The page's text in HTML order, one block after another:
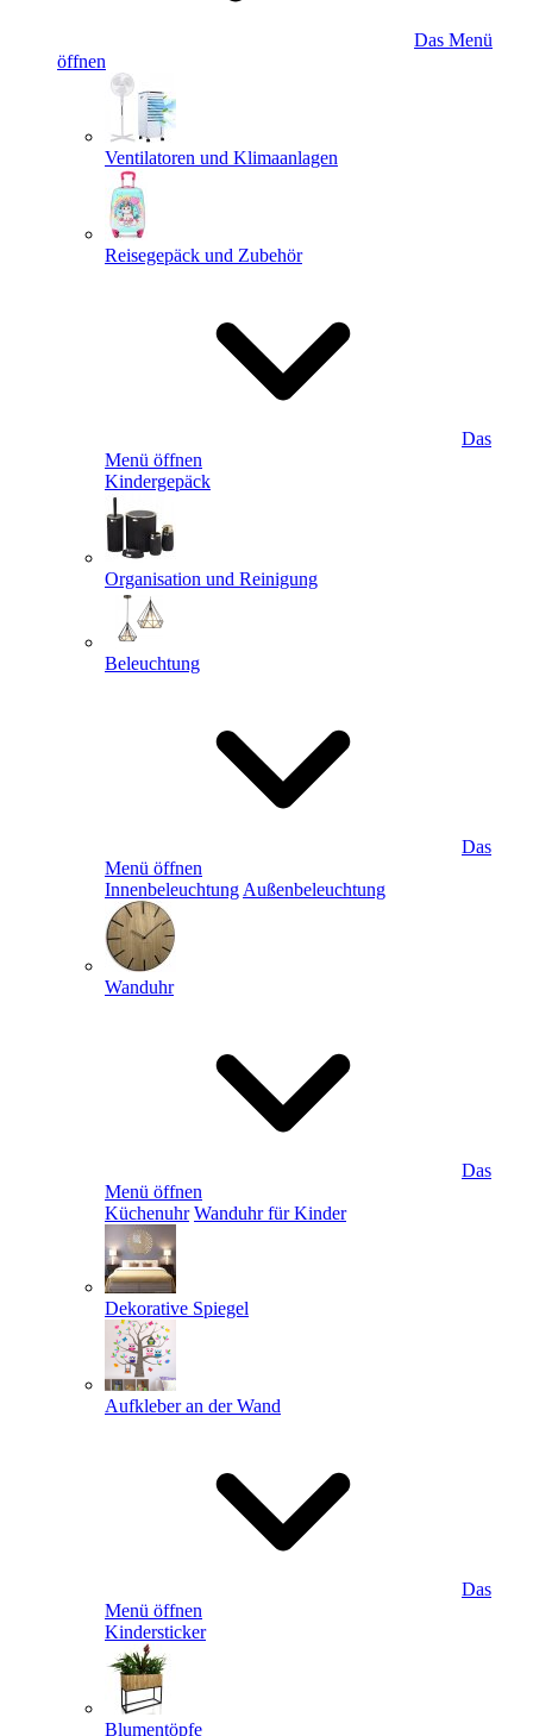
Das Menü
öffnen
Ventilatoren und Klimaanlagen
Reisegepäck und Zubehör
Das
Menü öffnen
Kindergepäck
Organisation und Reinigung
Beleuchtung
Das
Menü öffnen
Innenbeleuchtung Außenbeleuchtung
Wanduhr
Das
Menü öffnen
Küchenuhr Wanduhr für Kinder
Dekorative Spiegel
Aufkleber an der Wand
Das
Menü öffnen
Kindersticker
Blumentöpfe